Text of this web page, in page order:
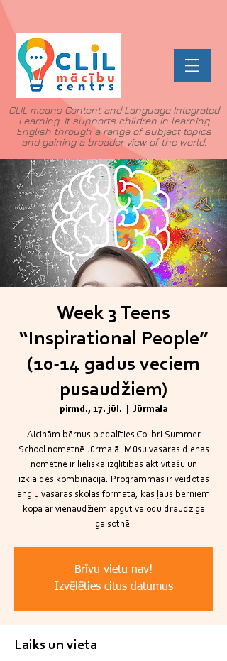
CLIL means Content and Language Integrated
Learning. It supports children in learning
English through a range of subject topics
and gaining a broader view of the world.
Week 3 Teens
“Inspirational People”
(10-14 gadus veciem
pusaudžiem)
pirmd., 17. jūl. Jūrmala
Aicinām bērnus piedalīties Colibri Summer
School nometnē Jūrmalā. Mūsu vasaras dienas
nometne ir lieliska izglītības aktivitāšu un
izklaides kombinācija. Programmas ir veidotas
angļu vasaras skolas formātā, kas ļaus bērniem
kopā ar vienaudžiem apgūt valodu draudzīgā
gaisotnē.
Brīvu vietu nav!
Izvēlēties citus datumus
Laiks un vieta